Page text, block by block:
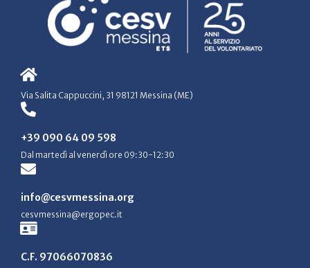
Via Salita Cappuccini, 31 98121 Messina (ME)
+39 090 64 09 598
Dal martedì al venerdì ore 09:30-12:30
info@cesvmessina.org
cesvmessina@ergopec.it
C.F. 97066070836